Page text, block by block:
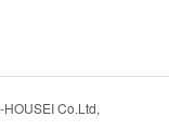
Co.Ltd,